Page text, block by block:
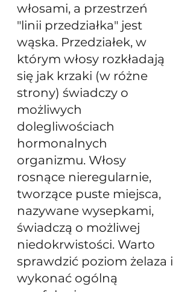
włosami, a przestrzeń
"linii przedziałka" jest
wąska. Przedziałek, w
którym włosy rozkładają
się jak krzaki (w różne
strony) świadczy o
możliwych
dolegliwościach
hormonalnych
organizmu. Włosy
rosnące nieregularnie,
tworzące puste miejsca,
nazywane wysepkami,
świadczą o możliwej
niedokrwistości. Warto
sprawdzić poziom żelaza i
wykonać ogólną